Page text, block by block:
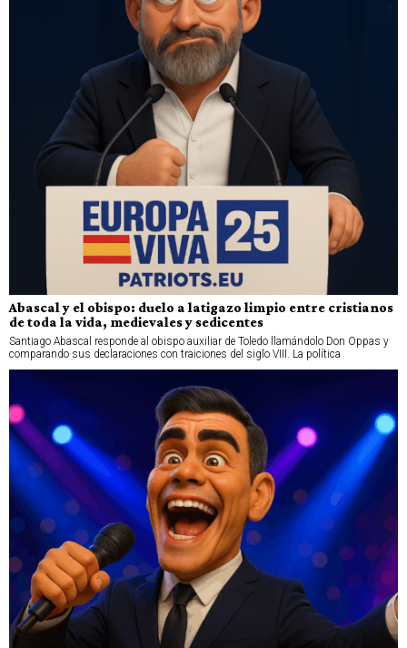
Abascal y el obispo: duelo a latigazo limpio entre cristianos
de toda la vida, medievales y sedicentes
Santiago Abascal responde al obispo auxiliar de Toledo llamándolo Don Oppas y
comparando sus declaraciones con traiciones del siglo VIII. La política